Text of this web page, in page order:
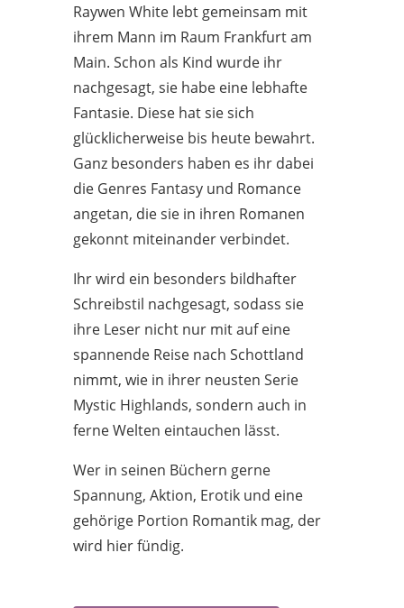
Raywen White lebt gemeinsam mit
ihrem Mann im Raum Frankfurt am
Main. Schon als Kind wurde ihr
nachgesagt, sie habe eine lebhafte
Fantasie. Diese hat sie sich
glücklicherweise bis heute bewahrt.
Ganz besonders haben es ihr dabei
die Genres Fantasy und Romance
angetan, die sie in ihren Romanen
gekonnt miteinander verbindet.
Ihr wird ein besonders bildhafter
Schreibstil nachgesagt, sodass sie
ihre Leser nicht nur mit auf eine
spannende Reise nach Schottland
nimmt, wie in ihrer neusten Serie
Mystic Highlands, sondern auch in
ferne Welten eintauchen lässt.
Wer in seinen Büchern gerne
Spannung, Aktion, Erotik und eine
gehörige Portion Romantik mag, der
wird hier fündig.